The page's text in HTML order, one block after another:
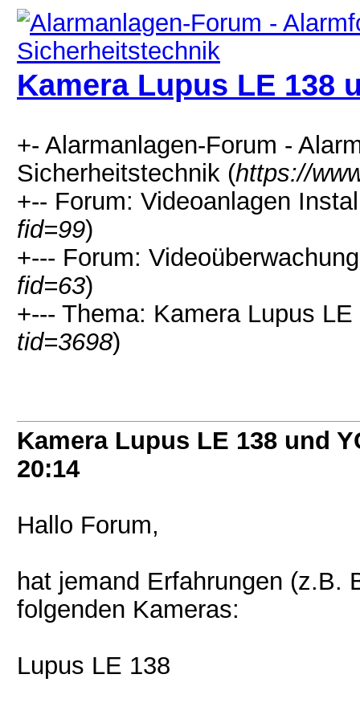
Kamera Lupus LE 138
+- Alarmanlagen-Forum -
Sicherheitstechnik (https://
+-- Forum: Videoanlagen
fid=99)
+--- Forum:
fid=63)
+--- Thema: Kamera Lupus
tid=3698)
Kamera Lupus LE 138 und
20:14
Hallo Forum,
hat jemand Erfahrungen (z.B.
folgenden Kameras:
Lupus LE 138